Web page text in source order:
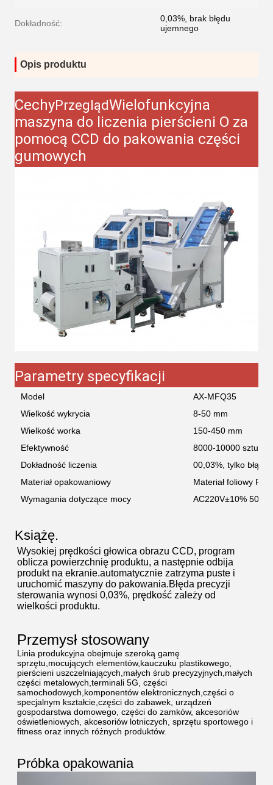
Dokładność:
0,03%, brak błędu
ujemnego
Opis produktu
CechyPrzeglądWielofunkcyjna
maszyna do liczenia pierścieni O za
pomocą CCD do pakowania części
gumowych
Parametry specyfikacji
Model
AX-MFQ35
Wielkość wykrycia
8-50 mm
Wielkość worka
150-450 mm
Efektywność
8000-10000 sztuk/
Dokładność liczenia
00,03%, tylko błąd
Materiał opakowaniowy
Materiał foliowy PE
Wymagania dotyczące mocy
AC220V±10%
Książę.
Wysokiej prędkości głowica obrazu CCD, program
oblicza powierzchnię produktu, a następnie odbija
produkt na ekranie.automatycznie zatrzyma puste i
uruchomić maszyny do pakowania.Błęda precyzji
sterowania wynosi 0,03%, prędkość zależy od
wielkości produktu.
Przemysł stosowany
Linia produkcyjna obejmuje szeroką gamę
sprzętu,mocujących elementów,kauczuku plastikowego,
pierścieni uszczelniających,małych śrub precyzyjnych,małych
części metalowych,terminali 5G, części
samochodowych,komponentów elektronicznych,części o
specjalnym kształcie,części do zabawek, urządzeń
gospodarstwa domowego, części do zamków, akcesoriów
oświetleniowych, akcesoriów lotniczych, sprzętu sportowego i
fitness oraz innych różnych produktów.
Próbka opakowania